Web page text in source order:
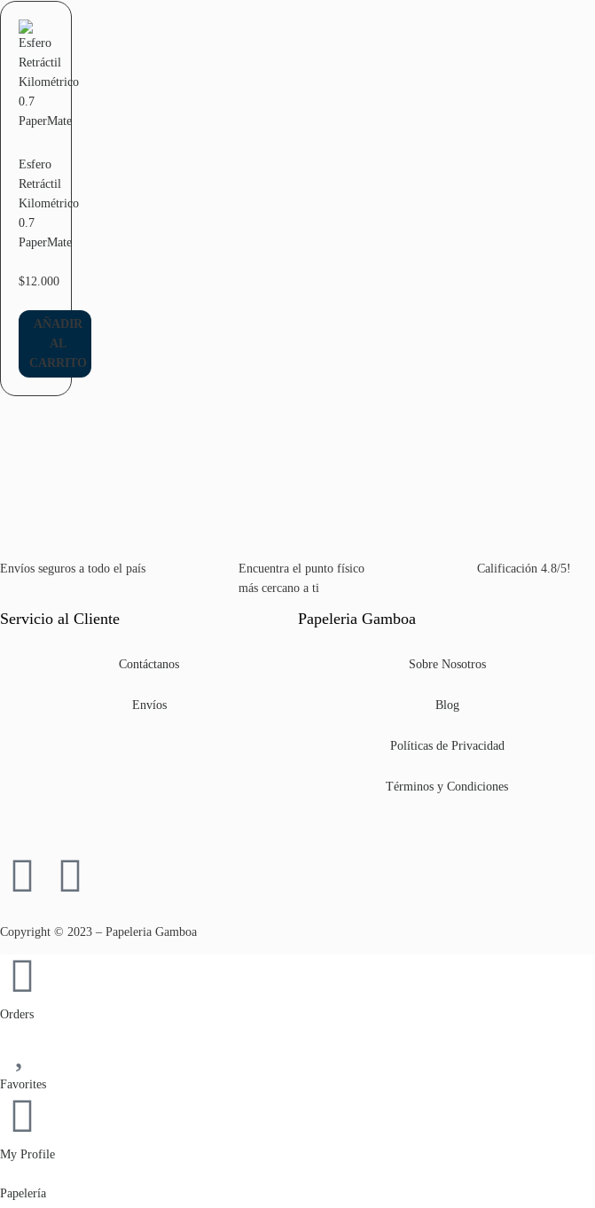
Esfero
Retráctil
Kilométrico
0.7
PaperMate
$12.000
AÑADIR
AL
CARRITO
Envíos seguros a todo el país
Encuentra el punto físico
más cercano a ti
Calificación 4.8/5!
Servicio al Cliente
Contáctanos
Envíos
Papeleria Gamboa
Sobre Nosotros
Blog
Políticas de Privacidad
Términos y Condiciones
Copyright © 2023 – Papeleria Gamboa
Orders
Favorites
My Profile
Papelería